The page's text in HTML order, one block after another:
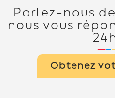
Parlez-nous
nous vous
Obtenez